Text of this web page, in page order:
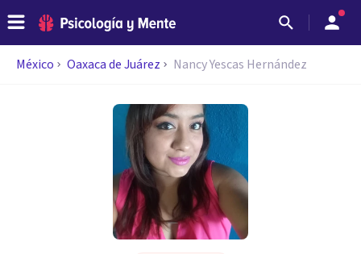
México Oaxaca de Juárez Nancy Yescas Hernández